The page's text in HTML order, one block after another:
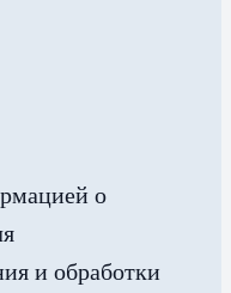
о
и обработки